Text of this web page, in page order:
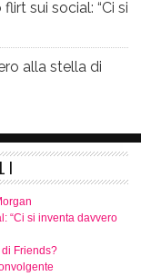
sui social: “Ci si
alla stella di
“Ci si inventa davvero
di Friends?